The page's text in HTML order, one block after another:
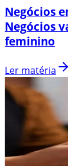
Negócios
Negócios
feminino
Ler matéria